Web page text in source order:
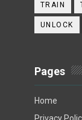
TRAIN
UNLOCK
Pages
Home
Privacy